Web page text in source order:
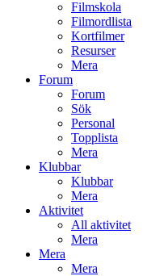
Filmskola
Filmordlista
Kortfilmer
Resurser
Mera
Forum
Forum
Sök
Personal
Topplista
Mera
Klubbar
Klubbar
Mera
Aktivitet
All aktivitet
Mera
Mera
Mera